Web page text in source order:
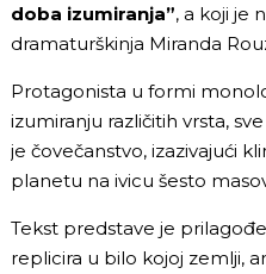
doba izumiranja”, a koji je
dramaturškinja Miranda
Protagonista u formi
izumiranju različitih vrsta,
je čovečanstvo, izazivajući
planetu na ivicu šesto
Tekst predstave je
replicira u bilo kojoj zemlji,